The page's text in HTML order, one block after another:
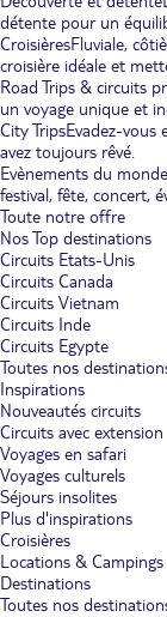
détente pour un
CroisièresFluviale,
croisière idéale et
Road Trips & circuits
un voyage unique et
City TripsEvadez-vous
avez toujours rêvé.
Evènements du monde
festival, fête, concert,
Toute notre offre
Nos Top destinations
Circuits Etats-Unis
Circuits Canada
Circuits Vietnam
Circuits Inde
Circuits Egypte
Toutes nos
Inspirations
Nouveautés circuits
Circuits avec extension
Voyages en safari
Voyages culturels
Séjours insolites
Plus d'inspirations
Croisières
Locations & Campings
Destinations
Toutes nos